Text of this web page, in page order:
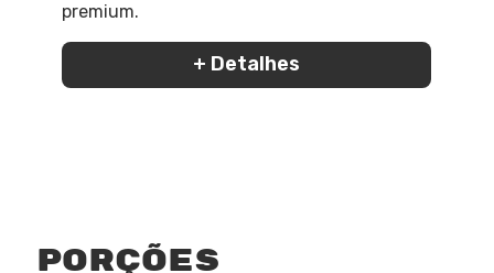
premium.
+ Detalhes
porções